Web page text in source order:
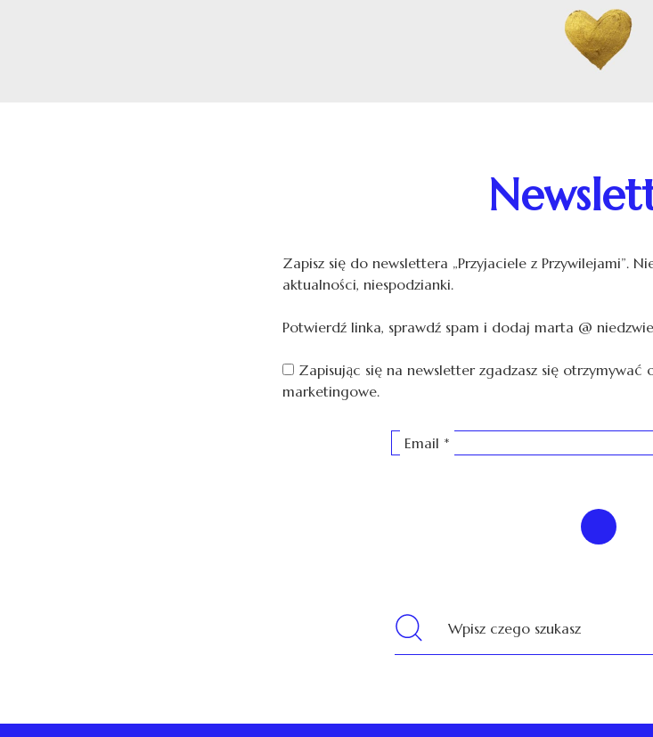
Zapisz się do newslettera „Przyjaciele z Przywilejami”.
aktualności, niespodzianki.
Potwierdź linka, sprawdź spam i dodaj marta @
Zapisując się na newsletter zgadzasz się
marketingowe.
Email *
Wpisz czego szukasz